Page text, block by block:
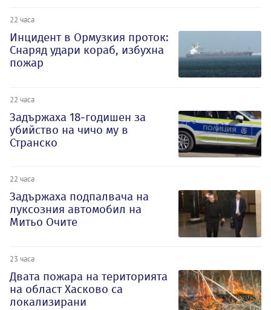
22 часа
Инцидент в Ормузкия проток:
Снаряд удари кораб, избухна
пожар
22 часа
Задържаха 18-годишен за
убийство на чичо му в
Странско
22 часа
Задържаха подпалвача на
луксозния автомобил на
Митьо Очите
23 часа
Двата пожара на територията
на област Хасково са
локализирани